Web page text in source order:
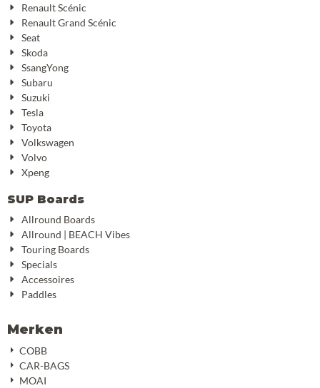
Renault Scénic
Renault Grand Scénic
Seat
Skoda
SsangYong
Subaru
Suzuki
Tesla
Toyota
Volkswagen
Volvo
Xpeng
SUP Boards
Allround Boards
Allround | BEACH Vibes
Touring Boards
Specials
Accessoires
Paddles
Merken
COBB
CAR-BAGS
MOAI